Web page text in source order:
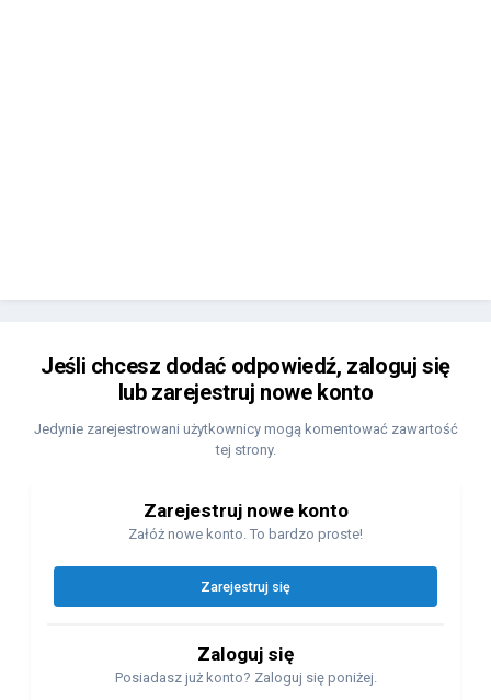
Jeśli chcesz dodać odpowiedź, zaloguj się
lub zarejestruj nowe konto
Jedynie zarejestrowani użytkownicy mogą komentować zawartość
tej strony.
Zarejestruj nowe konto
Załóż nowe konto. To bardzo proste!
Zarejestruj się
Zaloguj się
Posiadasz już konto? Zaloguj się poniżej.